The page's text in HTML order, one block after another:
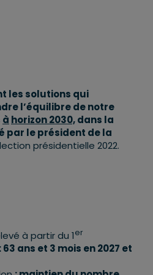
les solutions qui
l’équilibre de notre
à horizon 2030,dans la
par le président de la
présidentielle 2022.
à partir du 1er
:63 ans et 3 mois en 2027 et